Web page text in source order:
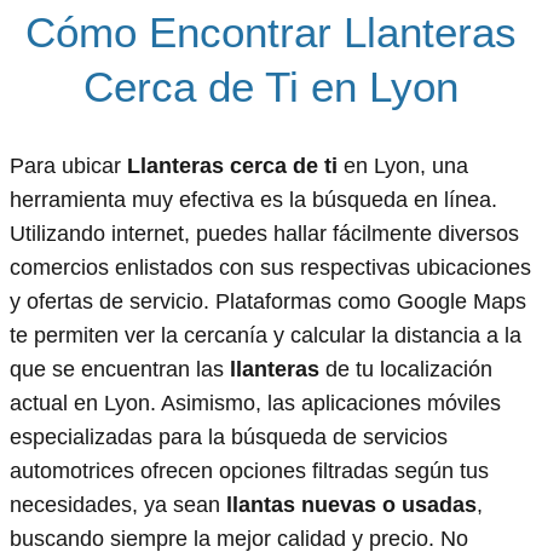
Cómo Encontrar Llanteras
Cerca de Ti en Lyon
Para ubicar Llanteras cerca de ti en Lyon, una
herramienta muy efectiva es la búsqueda en línea.
Utilizando internet, puedes hallar fácilmente diversos
comercios enlistados con sus respectivas ubicaciones
y ofertas de servicio. Plataformas como Google Maps
te permiten ver la cercanía y calcular la distancia a la
que se encuentran las llanteras de tu localización
actual en Lyon. Asimismo, las aplicaciones móviles
especializadas para la búsqueda de servicios
automotrices ofrecen opciones filtradas según tus
necesidades, ya sean llantas nuevas o usadas,
buscando siempre la mejor calidad y precio. No